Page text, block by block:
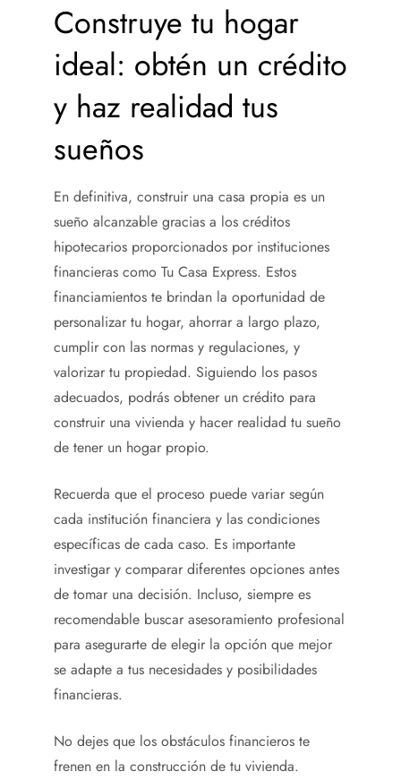
Construye tu hogar
ideal: obtén un crédito
y haz realidad tus
sueños
En definitiva, construir una casa propia es un
sueño alcanzable gracias a los créditos
hipotecarios proporcionados por instituciones
financieras como Tu Casa Express. Estos
financiamientos te brindan la oportunidad de
personalizar tu hogar, ahorrar a largo plazo,
cumplir con las normas y regulaciones, y
valorizar tu propiedad. Siguiendo los pasos
adecuados, podrás obtener un crédito para
construir una vivienda y hacer realidad tu sueño
de tener un hogar propio.
Recuerda que el proceso puede variar según
cada institución financiera y las condiciones
específicas de cada caso. Es importante
investigar y comparar diferentes opciones antes
de tomar una decisión. Incluso, siempre es
recomendable buscar asesoramiento profesional
para asegurarte de elegir la opción que mejor
se adapte a tus necesidades y posibilidades
financieras.
No dejes que los obstáculos financieros te
frenen en la construcción de tu vivienda.